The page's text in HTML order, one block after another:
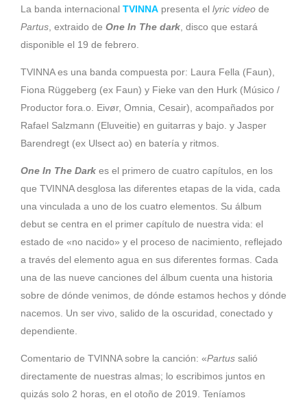
La banda internacional TVINNA presenta el lyric video de
Partus , extraido de One In The dark , disco que estará
disponible el 19 de febrero.
TVINNA es una banda compuesta por: Laura Fella (Faun),
Fiona Rüggeberg (ex Faun) y Fieke van den Hurk (Músico /
Productor fora.o. Eivør, Omnia, Cesair), acompañados por
Rafael Salzmann (Eluveitie) en guitarras y bajo. y Jasper
Barendregt (ex Ulsect ao) en batería y ritmos.
One In The Dark es el primero de cuatro capítulos, en los
que TVINNA desglosa las diferentes etapas de la vida, cada
una vinculada a uno de los cuatro elementos. Su álbum
debut se centra en el primer capítulo de nuestra vida: el
estado de «no nacido» y el proceso de nacimiento, reflejado
a través del elemento agua en sus diferentes formas. Cada
una de las nueve canciones del álbum cuenta una historia
sobre de dónde venimos, de dónde estamos hechos y dónde
nacemos. Un ser vivo, salido de la oscuridad, conectado y
dependiente.
Comentario de TVINNA sobre la canción: «Partus salió
directamente de nuestras almas; lo escribimos juntos en
quizás solo 2 horas, en el otoño de 2019. Teníamos